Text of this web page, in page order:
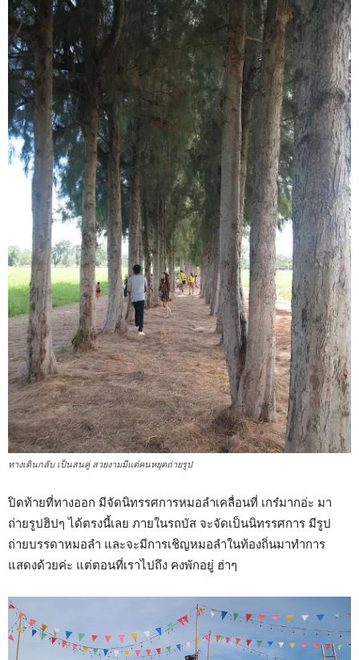
ทางเดินกลับ เป็นสนคู่ สวยงามมีแต่คนหยุดถ่ายรูป
ปิดท้ายที่ทางออก มีจัดนิทรรศการหมอลำเคลื่อนที่ เกร๋มากอ่ะ มา
ถ่ายรูปฮิปๆ ได้ตรงนี้เลย ภายในรถบัส จะจัดเป็นนิทรรศการ มีรูป
ถ่ายบรรดาหมอลำ และจะมีการเชิญหมอลำในท้องถิ่นมาทำการ
แสดงด้วยค่ะ แต่ตอนที่เราไปถึง คงพักอยู่ ฮ่าๆ